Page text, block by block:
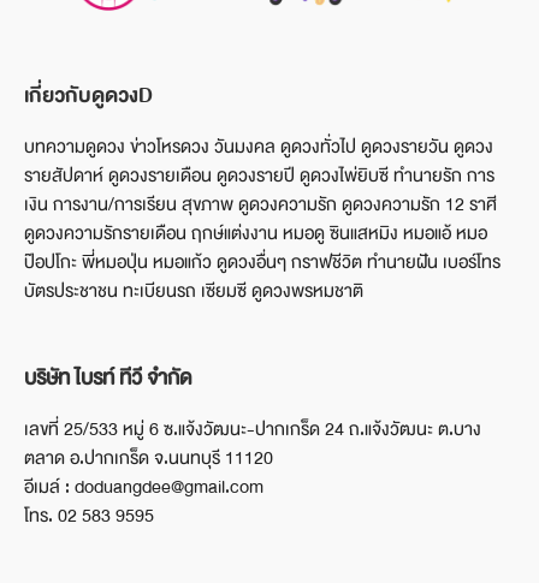
เกี่ยวกับดูดวงD
บทความดูดวง ข่าวโหรดวง วันมงคล ดูดวงทั่วไป ดูดวงรายวัน ดูดวง
รายสัปดาห์ ดูดวงรายเดือน ดูดวงรายปี ดูดวงไพ่ยิบซี ทำนายรัก การ
เงิน การงาน/การเรียน สุขภาพ ดูดวงความรัก ดูดวงความรัก 12 ราศี
ดูดวงความรักรายเดือน ฤกษ์แต่งงาน หมอดู ซินแสหมิง หมอแอ้ หมอ
ป๊อปโกะ พี่หมอปุ่น หมอแก้ว ดูดวงอื่นๆ กราฟชีวิต ทำนายฝัน เบอร์โทร
บัตรประชาชน ทะเบียนรถ เซียมซี ดูดวงพรหมชาติ
บริษัท ไบรท์ ทีวี จำกัด
เลขที่ 25/533 หมู่ 6 ซ.แจ้งวัฒนะ-ปากเกร็ด 24 ถ.แจ้งวัฒนะ ต.บาง
ตลาด อ.ปากเกร็ด จ.นนทบุรี 11120
อีเมล์ : doduangdee@gmail.com
โทร. 02 583 9595